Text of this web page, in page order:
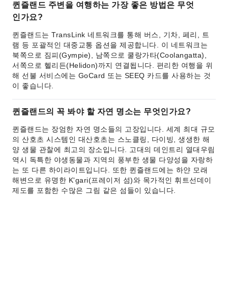
퀸즐랜드 주변을 여행하는 가장 좋은 방법은 무엇
인가요?
퀸즐랜드는 TransLink 네트워크를 통해 버스, 기차, 페리, 트
램 등 포괄적인 대중교통 옵션을 제공합니다. 이 네트워크는
북쪽으로 짐피(Gympie), 남쪽으로 쿨랑가타(Coolangatta),
서쪽으로 헬리든(Helidon)까지 연결됩니다. 편리한 여행을 위
해 선불 서비스에는 GoCard 또는 SEEQ 카드를 사용하는 것
이 좋습니다.
퀸즐랜드의 꼭 봐야 할 자연 명소는 무엇인가요?
퀸즐랜드는 장엄한 자연 명소들의 고장입니다. 세계 최대 규모
의 산호초 시스템인 대산호초는 스노클링, 다이빙, 생생한 해
양 생물 관찰에 최고의 장소입니다. 고대의 데인트리 열대우림
역시 독특한 야생동물과 지역의 풍부한 생물 다양성을 자랑하
는 또 다른 하이라이트입니다. 또한 퀸즐랜드에는 하얀 모래
해변으로 유명한 K'gari(프레이저 섬)와 목가적인 휘트선데이
제도를 포함한 수많은 그림 같은 섬들이 있습니다.